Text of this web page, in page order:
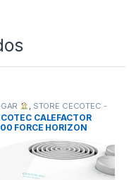
STORE CECOTEC -
OFICIAL
,
CALEFACTOR
FORCE HORIZON